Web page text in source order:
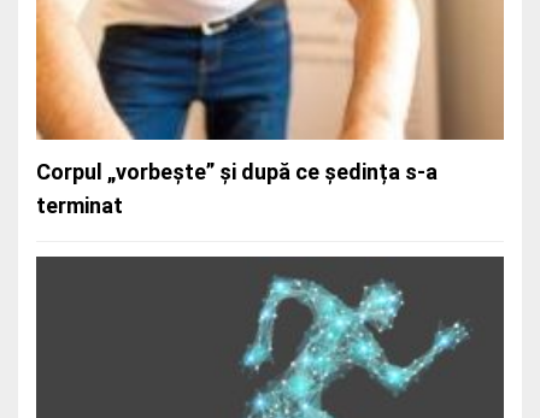
Corpul „vorbește” și după ce ședința s-a
terminat
Vertij și amețeli: când corpul cere echilibru
interior